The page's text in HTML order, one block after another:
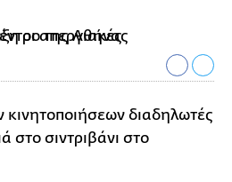
κινητοποιήσεων διαδηλωτές
στο σιντριβάνι στο